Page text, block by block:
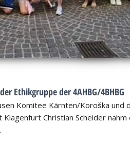
Ethikgruppe der 4AHBG/4BHBG
Komitee Kärnten/Koroška und
Christian Scheider nahm